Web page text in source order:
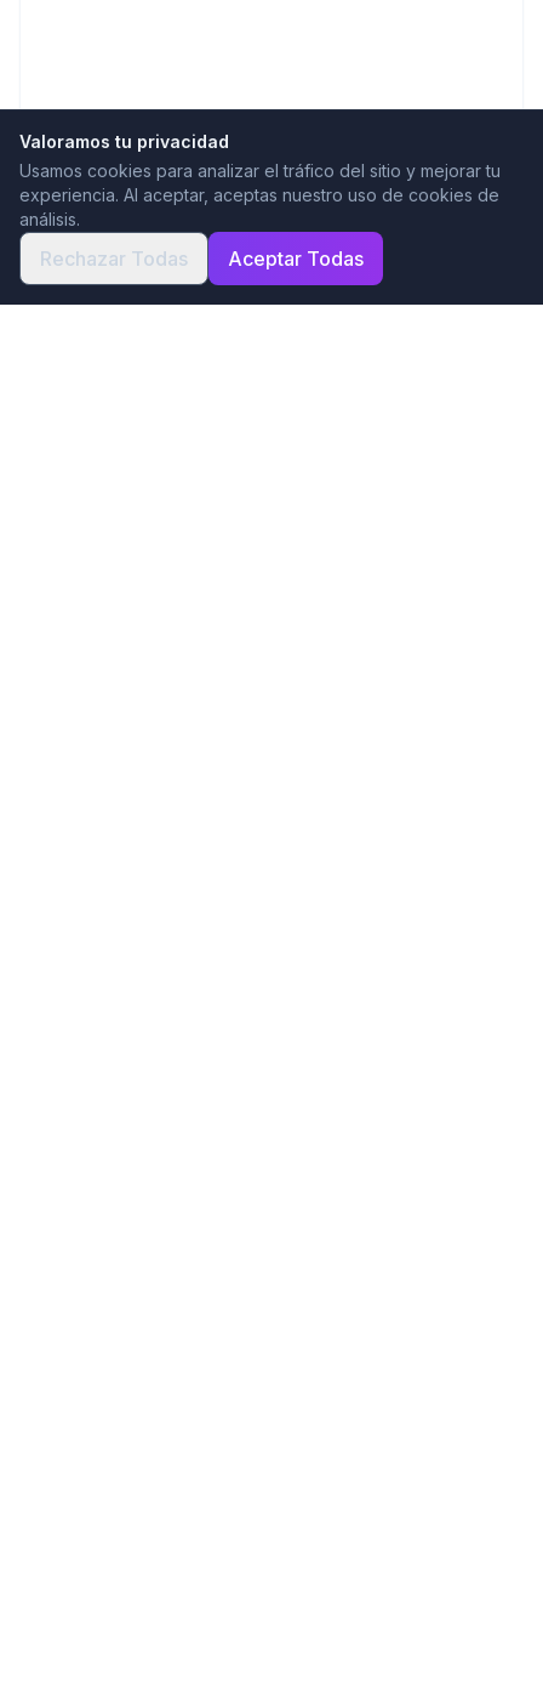
Valoramos tu privacidad
Usamos cookies para analizar el tráfico del sitio y mejorar tu
experiencia. Al aceptar, aceptas nuestro uso de cookies de
análisis.
Rechazar Todas Aceptar Todas